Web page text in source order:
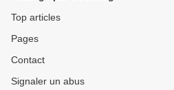
Top articles
Pages
Contact
Signaler un abus